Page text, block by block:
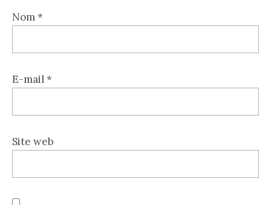
Nom*
E-mail*
Site web